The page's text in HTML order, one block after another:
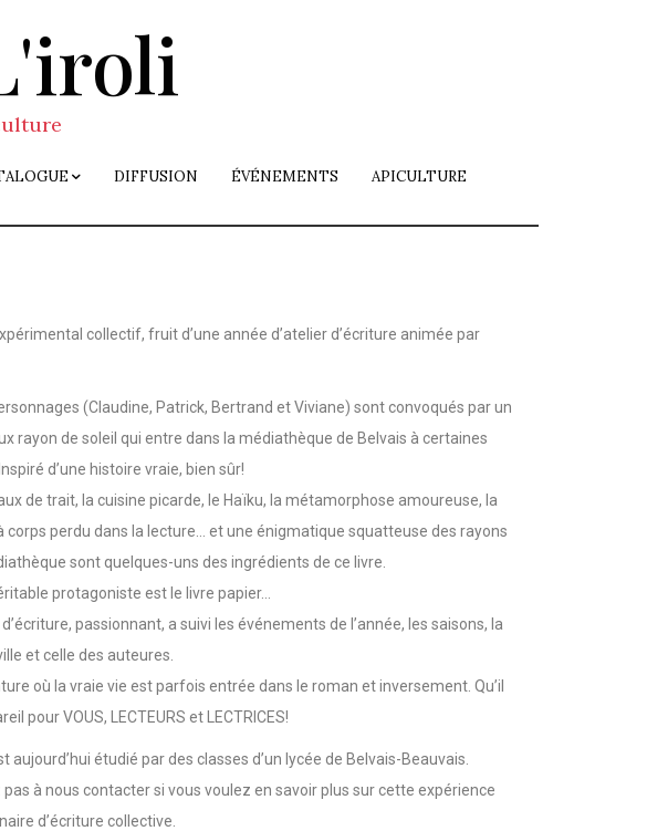
DIFFUSION ÉVÉNEMENTS APICULTURE
collectif, fruit d’une année d’atelier d’écriture animée par
(Claudine, Patrick, Bertrand et Viviane) sont convoqués par un
rayon de soleil qui entre dans la médiathèque de Belvais à certaines
d’une histoire vraie, bien sûr!
de trait, la cuisine picarde, le Haïku, la métamorphose amoureuse, la
corps perdu dans la lecture… et une énigmatique squatteuse des rayons
sont quelques-uns des ingrédients de ce livre.
protagoniste est le livre papier…
d’écriture, passionnant, a suivi les événements de l’année, les saisons, la
et celle des auteures.
où la vraie vie est parfois entrée dans le roman et inversement. Qu’il
pour VOUS, LECTEURS et LECTRICES!
aujourd’hui étudié par des classes d’un lycée de Belvais-Beauvais.
pas à nous contacter si vous voulez en savoir plus sur cette expérience
d’écriture collective.